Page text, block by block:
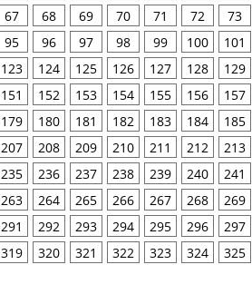
67 68 69 70 71 72 73
95 96 97 98 99 100 101
123 124 125 126 127 128 129
151 152 153 154 155 156 157
179 180 181 182 183 184 185
207 208 209 210 211 212 213
235 236 237 238 239 240 241
263 264 265 266 267 268 269
291 292 293 294 295 296 297
319 320 321 322 323 324 325